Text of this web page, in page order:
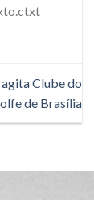
Clube do
de Brasília